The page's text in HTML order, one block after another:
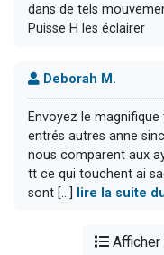
dans de tels
Puisse H les éclairer
Deborah M.
Envoyez le
entrés autres anne
nous comparent aux
tt ce qui touchent ai
sont [...]
lire la suite